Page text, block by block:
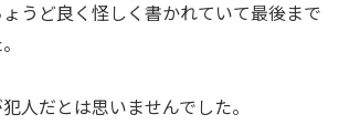
うど良く怪しく書かれていて最後まで
人だとは思いませんでした。